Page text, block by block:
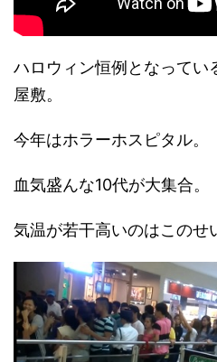
ハロウィン恒例となってい
屋敷。
今年はホラーホスピタル。
血気盛んな10代が大集合。
気温が若干高いのはこのせ